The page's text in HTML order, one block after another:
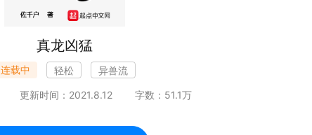
真龙凶猛
连载中 轻松 异兽流
更新时间： 2021.8.12 字数： 51.1万